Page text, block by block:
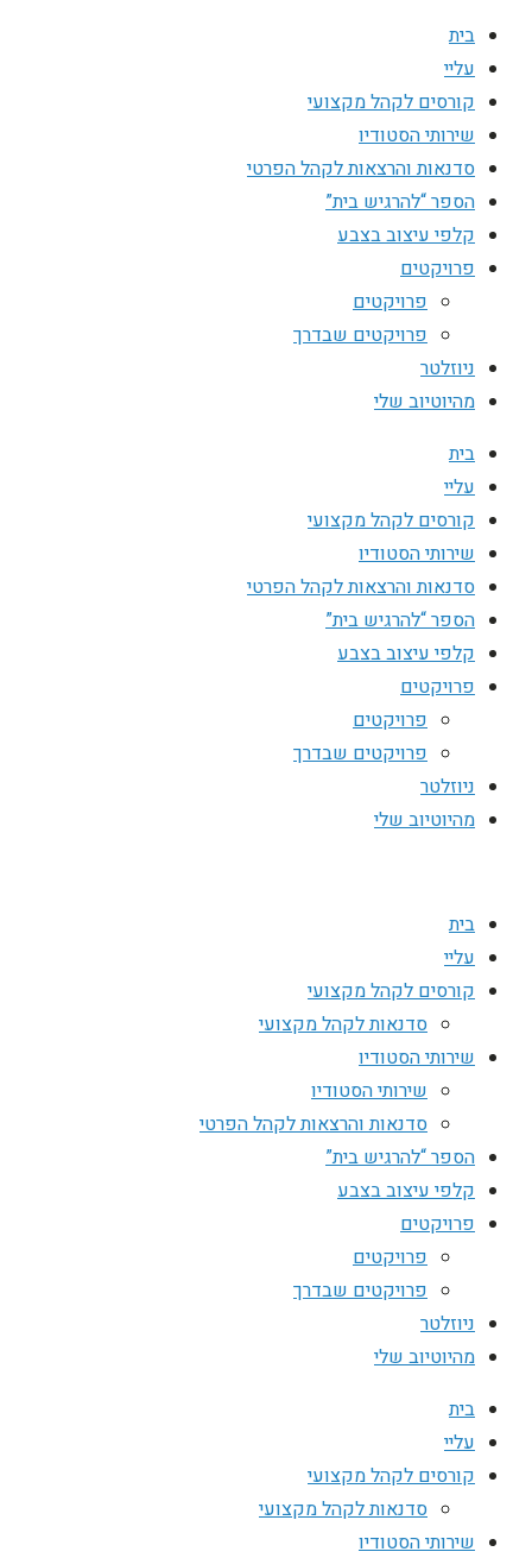
בית
עליי
קורסים לקהל מקצועי
שירותי הסטודיו
סדנאות והרצאות לקהל הפרטי
הספר “להרגיש בית”
קלפי עיצוב בצבע
פרויקטים
פרויקטים
פרויקטים שבדרך
ניוזלטר
מהיוטיוב שלי
בית
עליי
קורסים לקהל מקצועי
שירותי הסטודיו
סדנאות והרצאות לקהל הפרטי
הספר “להרגיש בית”
קלפי עיצוב בצבע
פרויקטים
פרויקטים
פרויקטים שבדרך
ניוזלטר
מהיוטיוב שלי
בית
עליי
קורסים לקהל מקצועי
סדנאות לקהל מקצועי
שירותי הסטודיו
שירותי הסטודיו
סדנאות והרצאות לקהל הפרטי
הספר “להרגיש בית”
קלפי עיצוב בצבע
פרויקטים
פרויקטים
פרויקטים שבדרך
ניוזלטר
מהיוטיוב שלי
בית
עליי
קורסים לקהל מקצועי
סדנאות לקהל מקצועי
שירותי הסטודיו